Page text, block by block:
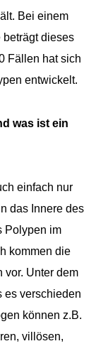
Bei einem
beträgt dieses
Fällen hat sich
entwickelt.
was ist ein
einfach nur
das Innere des
Polypen im
kommen die
vor. Unter dem
es verschieden
können z.B.
villösen,